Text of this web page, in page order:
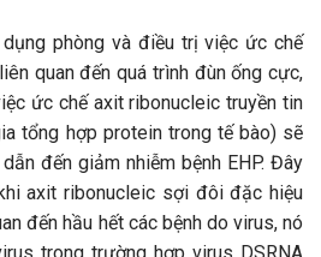
phòng và điều trị việc ức chế
quan đến quá trình đùn ống cực,
ức chế axit ribonucleic truyền tin
tổng hợp protein trong tế bào) sẽ
đến giảm nhiễm bệnh EHP. Đây
axit ribonucleic sợi đôi đặc hiệu
đến hầu hết các bệnh do virus, nó
trong trường hợp virus DSRNA